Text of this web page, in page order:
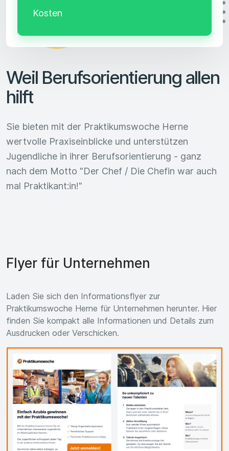
Weil Berufsorientierung allen
hilft
Sie bieten mit der Praktikumswoche Herne
wertvolle Praxiseinblicke und unterstützen
Jugendliche in ihrer Berufsorientierung - ganz
nach dem Motto "Der Chef / Die Chefin war auch
mal Praktikant:in!"
Kosten
Flyer für Unternehmen
Laden Sie sich den Informationsflyer zur
Praktikumswoche Herne für Unternehmen herunter. Hier
finden Sie kompakt alle Informationen und Details zum
Ausdrucken oder Verschicken.